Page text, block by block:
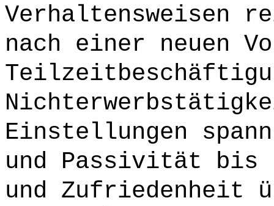
Verhaltensweisen
nach einer neuen
Einstellungen
und Passivität bis
und Zufriedenheit